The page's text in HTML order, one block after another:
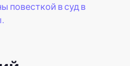
повесткой в суд в